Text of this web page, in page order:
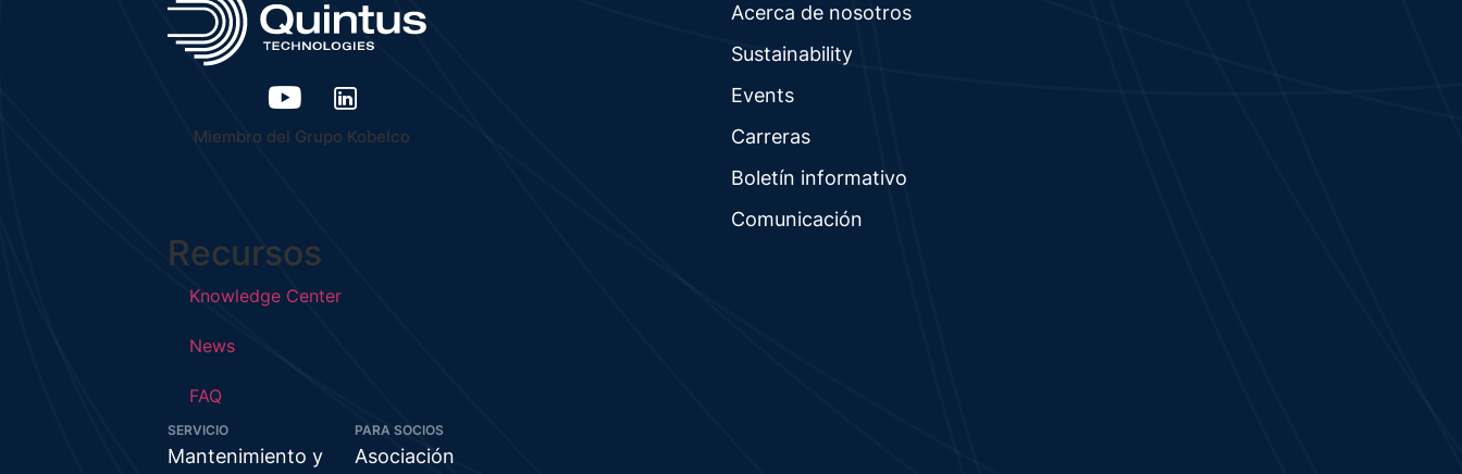
Miembro del Grupo Kobelco
Acerca de nosotros
Sustainability
Events
Carreras
Boletín informativo
Comunicación
Recursos
Knowledge Center
News
FAQ
SERVICIO
Mantenimiento y
PARA SOCIOS
Asociación